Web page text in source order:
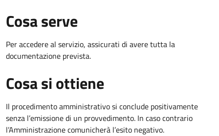
Cosa serve
Per accedere al servizio, assicurati di avere tutta la
documentazione prevista.
Cosa si ottiene
Il procedimento amministrativo si conclude positivamente
senza l’emissione di un provvedimento. In caso contrario
l’Amministrazione comunicherà l’esito negativo.